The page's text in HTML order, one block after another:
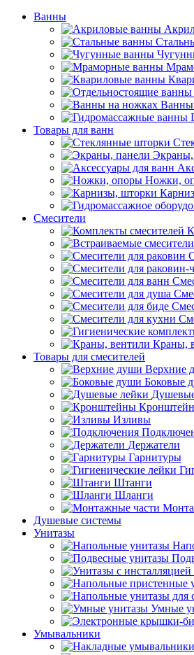
Ванны
Ванны
Товары для ванн
Экраны,
Ножки,
Смесители
Краны,
Товары для смесителей
Верхние
Боковые
Изливы
Держатели
Гарнитуры
Штанги
Шланги
Душевые системы
Унитазы
Умные
Умывальники